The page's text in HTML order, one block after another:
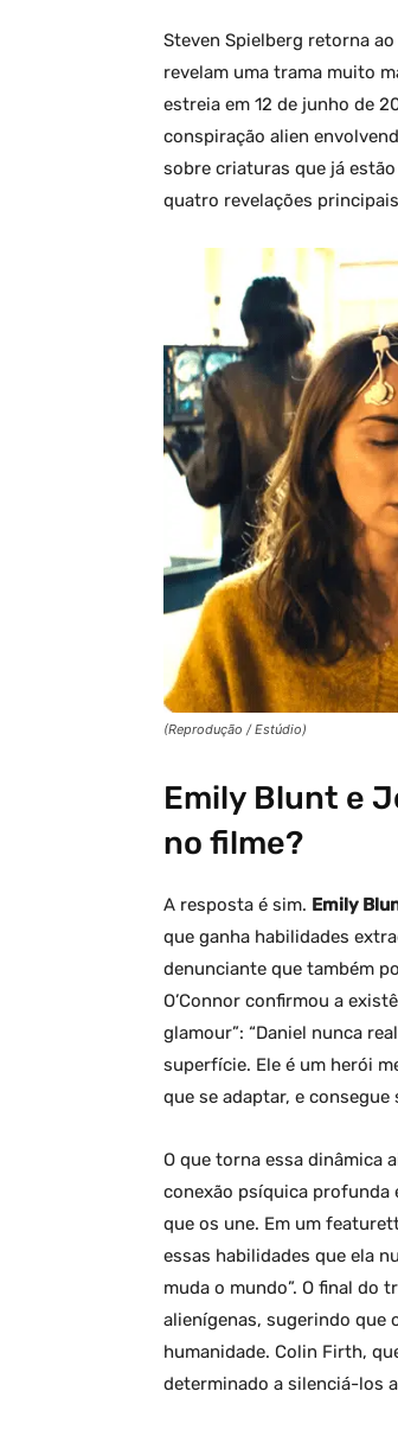
Steven Spielberg retorna
revelam uma trama muito
estreia em 12 de junho de
conspiração alien
sobre criaturas que já
quatro revelações
(Reprodução / Estúdio)
Emily Blunt e
no filme?
A resposta é sim. Emily
que ganha habilidades
denunciante que também
O’Connor confirmou a
glamour”: “Daniel nunca
superfície. Ele é um herói
que se adaptar, e consegue
O que torna essa dinâmica
conexão psíquica profunda
que os une. Em um
essas habilidades que ela
muda o mundo”. O final do
alienígenas, sugerindo que
humanidade. Colin Firth,
determinado a silenciá-los